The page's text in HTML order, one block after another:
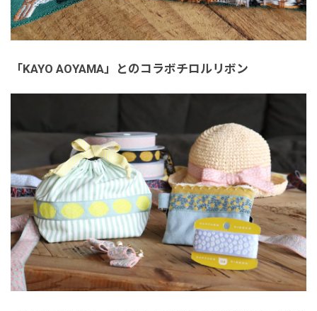
「KAYO AOYAMA」とのコラボチロルリボン